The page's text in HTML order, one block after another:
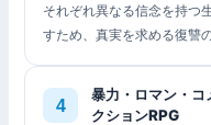
それぞれ異なる信念を持つ
すため、真実を求める復讐
暴力・ロマン・
クションRPG